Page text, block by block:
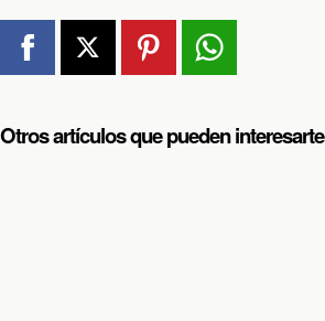
Otros artículos que pueden interesarte